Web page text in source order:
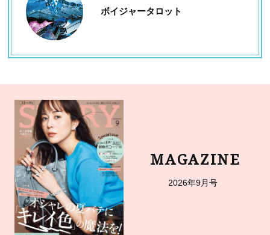
ボイジャータロット
MAGAZINE
2026年9月号